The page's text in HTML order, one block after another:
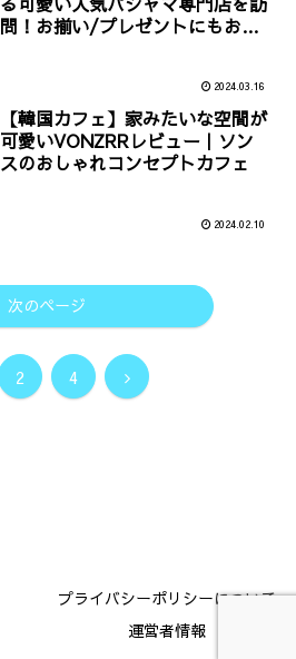
問！お揃い/プレゼントにもおス
2024.03.16
【韓国カフェ】家みたいな空間が
可愛いVONZRRレビュー｜ソン
スのおしゃれコンセプトカフェ
2024.02.10
次のページ
2 4
次
プライバシーポリシーについて
運営者情報